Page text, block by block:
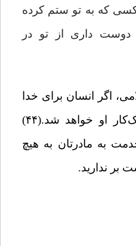
که به تو ستم کرده
دوست داری از تو در
اگر انسان برای خدا
چنین کند، خداوند کمک‌کار او خواهد شد.(۴۴)
به مادرتان به هیچ
بر ندارید.